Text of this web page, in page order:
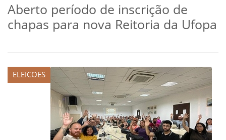
Aberto período de inscrição de
chapas para nova Reitoria da Ufopa
ELEICOES